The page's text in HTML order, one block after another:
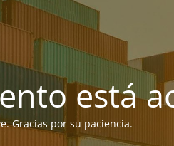
está
Gracias por su paciencia.